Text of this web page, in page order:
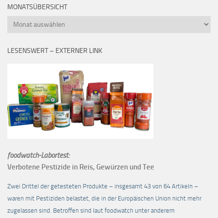
MONATSÜBERSICHT
Monatsübersicht
LESENSWERT – EXTERNER LINK
foodwatch-Labortest:
Verbotene Pestizide in Reis, Gewürzen und Tee
Zwei Drittel der getesteten Produkte – insgesamt 43 von 64 Artikeln –
waren mit Pestiziden belastet, die in der Europäischen Union nicht mehr
zugelassen sind. Betroffen sind laut foodwatch unter anderem